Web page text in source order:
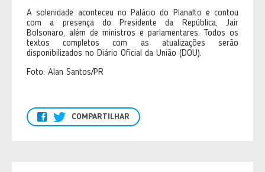
A solenidade aconteceu no Palácio do Planalto e contou
com a presença do Presidente da República, Jair
Bolsonaro, além de ministros e parlamentares. Todos os
textos completos com as atualizações serão
disponibilizados no Diário Oficial da União (DOU).
Foto: Alan Santos/PR
COMPARTILHAR